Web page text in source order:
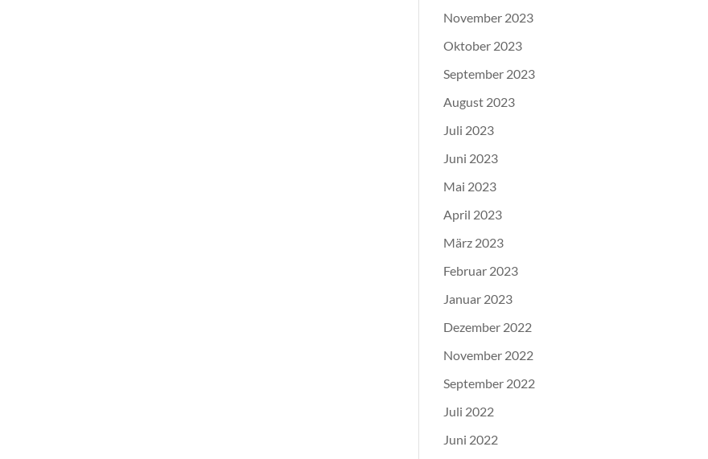
November 2023
Oktober 2023
September 2023
August 2023
Juli 2023
Juni 2023
Mai 2023
April 2023
März 2023
Februar 2023
Januar 2023
Dezember 2022
November 2022
September 2022
Juli 2022
Juni 2022